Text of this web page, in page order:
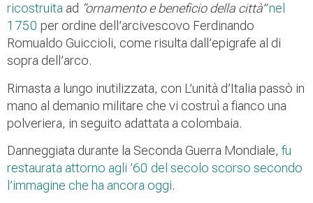
ricostruita ad “ornamento e beneficio della città”nel
1750 per ordine dell’arcivescovo Ferdinando
Romualdo Guiccioli, come risulta dall’epigrafe al di
sopra dell’arco.
Rimasta a lungo inutilizzata, con L’unità d’Italia passò in
mano al demanio militare che vi costruì a fianco una
polveriera, in seguito adattata a colombaia.
Danneggiata durante la Seconda Guerra Mondiale, fu
restaurata attorno agli ’60 del secolo scorso secondo
l’immagine che ha ancora oggi.